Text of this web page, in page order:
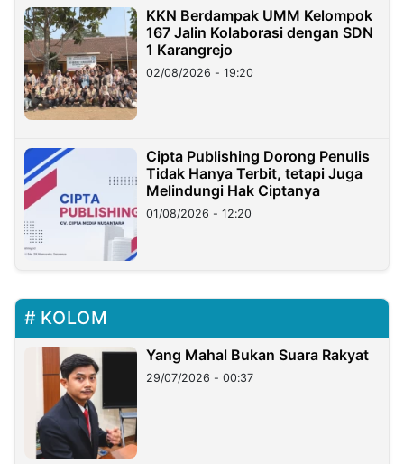
KKN Berdampak UMM Kelompok
167 Jalin Kolaborasi dengan SDN
1 Karangrejo
02/08/2026 - 19:20
Cipta Publishing Dorong Penulis
Tidak Hanya Terbit, tetapi Juga
Melindungi Hak Ciptanya
01/08/2026 - 12:20
KOLOM
Yang Mahal Bukan Suara Rakyat
29/07/2026 - 00:37